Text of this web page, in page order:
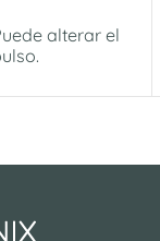
alterar el